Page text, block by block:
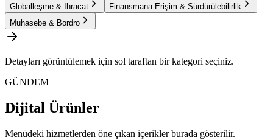
Globalleşme & İhracat
Finansmana Erişim & Sürdürülebilirlik
Muhasebe & Bordro
Detayları görüntülemek için sol taraftan bir kategori seçiniz.
GÜNDEM
Dijital Ürünler
Menüdeki hizmetlerden öne çıkan içerikler burada gösterilir.